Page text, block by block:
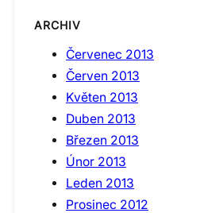
ARCHIV
Červenec 2013
Červen 2013
Květen 2013
Duben 2013
Březen 2013
Únor 2013
Leden 2013
Prosinec 2012